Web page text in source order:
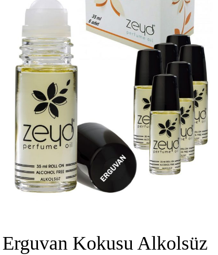
Erguvan Kokusu Alkolsüz